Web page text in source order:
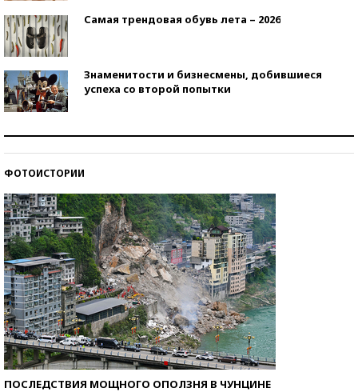
Самая трендовая обувь лета – 2026
Знаменитости и бизнесмены, добившиеся
успеха со второй попытки
ФОТОИСТОРИИ
ПОСЛЕДСТВИЯ МОЩНОГО ОПОЛЗНЯ В ЧУНЦИНЕ